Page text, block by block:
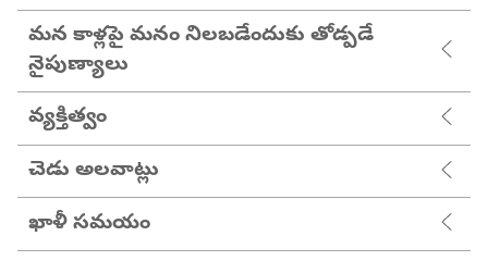
మన కాళ్లపై మనం నిలబడేందుకు తోడ్పడే
నైపుణ్యాలు
వ్యక్తిత్వం
చెడు అలవాట్లు
ఖాళీ సమయం